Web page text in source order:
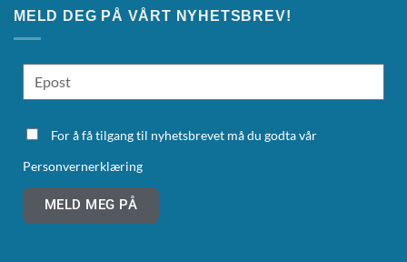
MELD DEG PÅ VÅRT NYHETSBREV!
For å få tilgang til nyhetsbrevet må du godta vår
Personvernerklæring
MELD MEG PÅ